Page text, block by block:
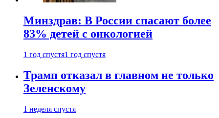
Минздрав: В России спасают более
83% детей с онкологией
1 год спустя1 год спустя
Трамп отказал в главном не только
Зеленскому
1 неделя спустя